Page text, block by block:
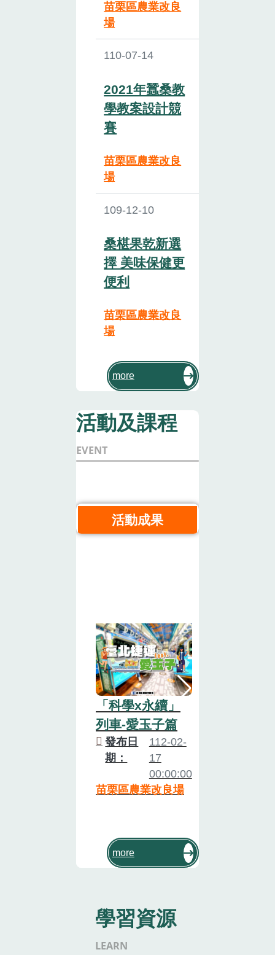
苗栗區農業改良
場
110-07-14
2021年蠶桑教
學教案設計競
賽
苗栗區農業改良
場
109-12-10
桑椹果乾新選
擇 美味保健更
便利
苗栗區農業改良
場
more
活動及課程
EVENT
活動成果
「科學x永續」
列車-愛玉子篇
發布日
期：
112-02-
17
00:00:00
苗栗區農業改良場
more
學習資源
LEARN